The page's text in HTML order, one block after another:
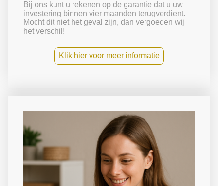
Bij ons kunt u rekenen op de garantie dat u uw
investering binnen vier maanden terugverdient.
Mocht dit niet het geval zijn, dan vergoeden wij
het verschil!
Klik hier voor meer informatie